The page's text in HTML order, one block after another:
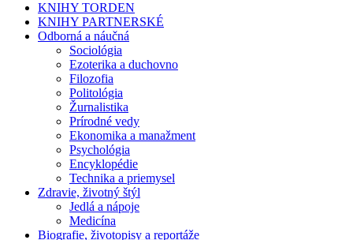
KNIHY TORDEN
KNIHY PARTNERSKÉ
Odborná a náučná
Sociológia
Ezoterika a duchovno
Filozofia
Politológia
Žurnalistika
Prírodné vedy
Ekonomika a manažment
Psychológia
Encyklopédie
Technika a priemysel
Zdravie, životný štýl
Jedlá a nápoje
Medicína
Biografie, životopisy a reportáže